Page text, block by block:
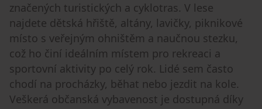
značených turistických a cyklotras. V lese
najdete dětská hřiště, altány, lavičky, piknikové
místo s veřejným ohništěm a naučnou stezku,
což ho činí ideálním místem pro rekreaci a
sportovní aktivity po celý rok. Lidé sem často
chodí na procházky, běhat nebo jezdit na kole.
Veškerá občanská vybavenost je dostupná díky